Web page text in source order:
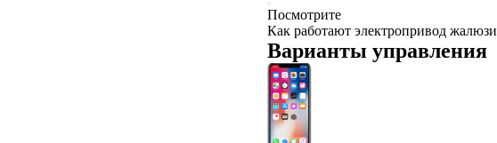
Посмотрите
Как работают электропривод жалюзи
Варианты управления